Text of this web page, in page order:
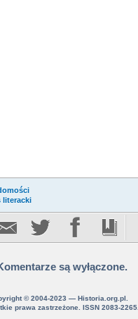
literacki
są wyłączone.
© 2004-2023 — Historia.org.pl.
prawa zastrzeżone. ISSN 2083-2265.